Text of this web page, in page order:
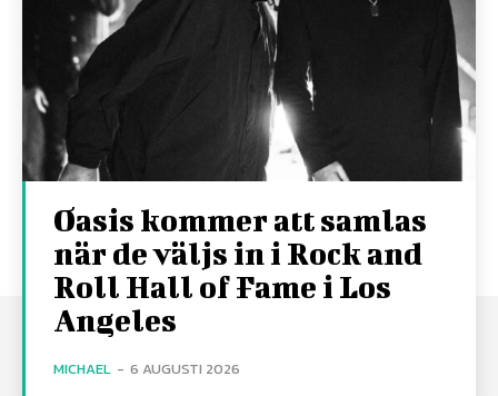
Oasis kommer att samlas
när de väljs in i Rock and
Roll Hall of Fame i Los
Angeles
MICHAEL - 6 AUGUSTI 2026